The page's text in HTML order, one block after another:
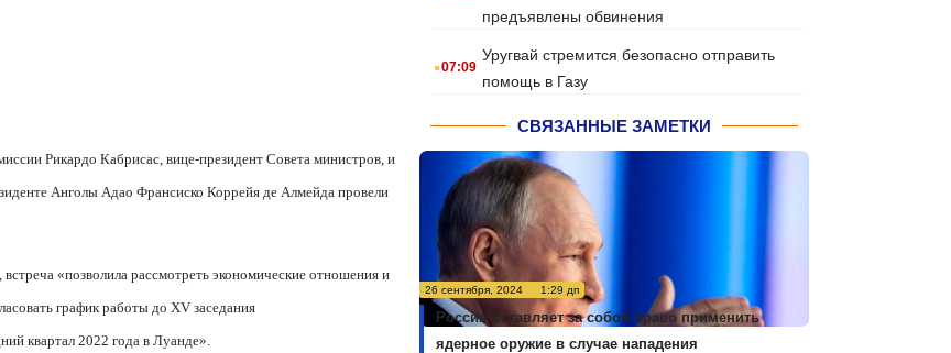
Рикардо Кабрисас, вице-президент Совета министров, и
Анголы Адао Франсиско Коррейя де Алмейда провели
встреча «позволила рассмотреть экономические отношения и
график работы до XV заседания
квартал 2022 года в Луанде».
предъявлены обвинения
.07:09
Уругвай стремится безопасно отправить
помощь в Газу
СВЯЗАННЫЕ ЗАМЕТКИ
26 сентября, 2024 1:29 дп
Россия оставляет за собой право применить
ядерное оружие в случае нападения